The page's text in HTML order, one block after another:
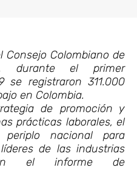
Consejo Colombiano de
durante el primer
se registraron 311.000
en Colombia.
de promoción y
prácticas laborales, el
nacional para
de las industrias
en el informe de